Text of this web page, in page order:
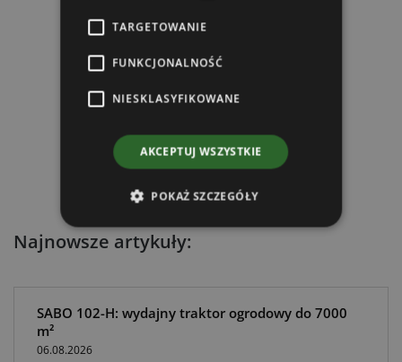
Najnowsze artykuły:
SABO 102-H: wydajny traktor ogrodowy do 7000
m²
06.08.2026
TARGETOWANIE
FUNKCJONALNOŚĆ
NIESKLASYFIKOWANE
AKCEPTUJ WSZYSTKIE
POKAŻ SZCZEGÓŁY